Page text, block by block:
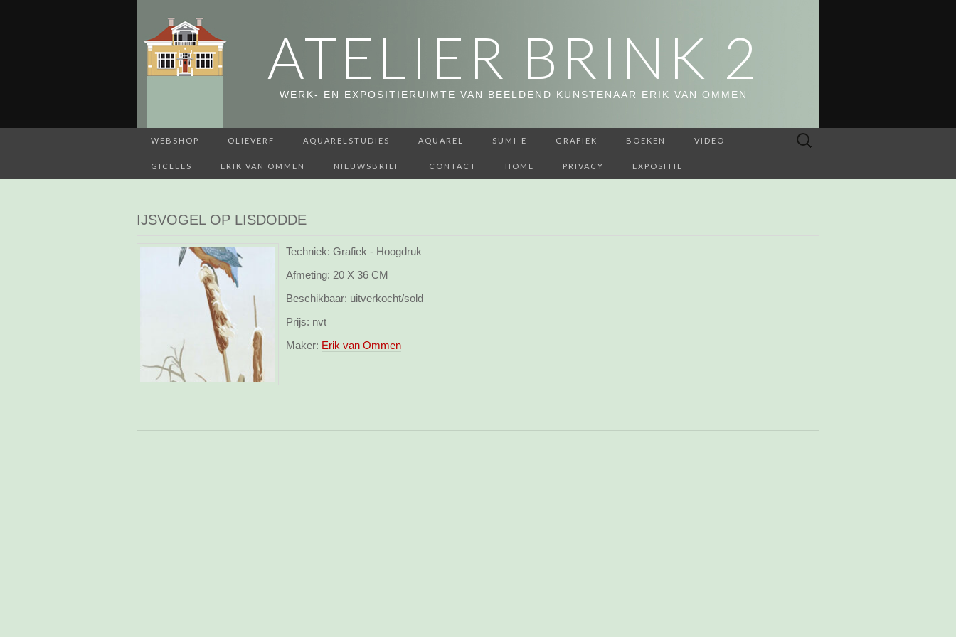
ATELIER BRINK 2
WERK- EN EXPOSITIERUIMTE VAN BEELDEND KUNSTENAAR ERIK VAN OMMEN
WEBSHOP OLIEVERF AQUARELSTUDIES AQUAREL SUMI-E GRAFIEK BOEKEN VIDEO
GICLEES ERIK VAN OMMEN NIEUWSBRIEF CONTACT HOME PRIVACY EXPOSITIE
Zoeken
IJSVOGEL OP LISDODDE
Techniek: Grafiek - Hoogdruk
Afmeting: 20 X 36 CM
Beschikbaar: uitverkocht/sold
Prijs: nvt
Maker: Erik van Ommen